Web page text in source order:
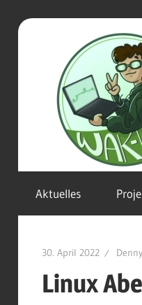
Zum
in
Eisenach
Aktuelles
30. April 2022 Denny
Linux